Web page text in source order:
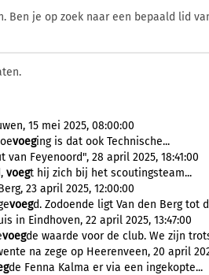
Ben je op zoek naar een bepaald lid
15 mei 2025, 08:00:00
voeging is dat ook Technische...
Feyenoord", 28 april 2025, 18:41:00
voegt hij zich bij het scoutingsteam...
23 april 2025, 12:00:00
voegd. Zodoende ligt Van den Berg tot
in Eindhoven, 22 april 2025, 13:47:00
voegde waarde voor de club. We zijn
na zege op Heerenveen, 20 april
de Fenna Kalma er via een ingekopte...